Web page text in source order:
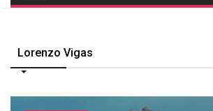
Lorenzo Vigas